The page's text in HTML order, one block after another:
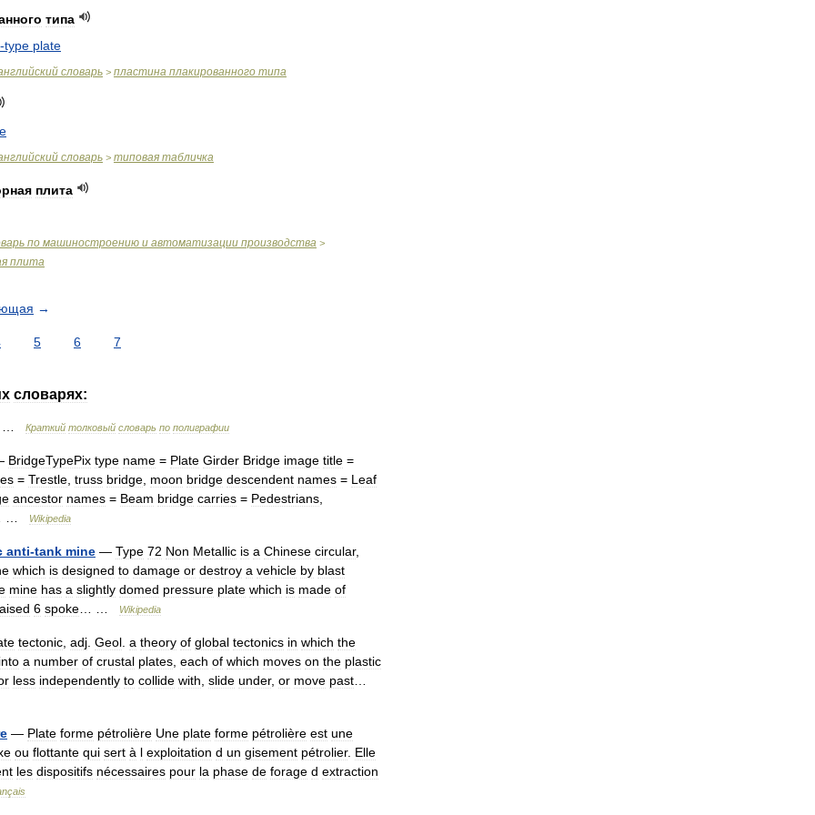
типа
-type plate
словарь > пластина плакированного типа
словарь > типовая табличка
плита
по машиностроению и автоматизации производства >
плита
→
5 6 7
словарях:
Краткий толковый словарь по полиграфии
BridgeTypePix type name = Plate Girder Bridge image title =
= Trestle truss bridge moon bridge descendent names = Leaf
ancestor names = Beam bridge carries = Pedestrians
Wikipedia
anti-tank mine — Type 72 Non Metallic is a Chinese circular,
which is designed to damage or destroy a vehicle by blast
mine has a slightly domed pressure plate which is made of
6 spoke Wikipedia
tectonic adj Geol a theory of global tectonics in which the
a number of crustal plates each of which moves on the plastic
less independently to collide with slide under, or move past
— Plate forme pétrolière Une plate forme pétrolière est une
ou flottante qui sert à l exploitation d un gisement pétrolier. Elle
les dispositifs nécessaires pour la phase de forage d extraction